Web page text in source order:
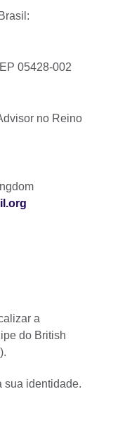
05428-002
no Reino
a
do British
sua identidade.